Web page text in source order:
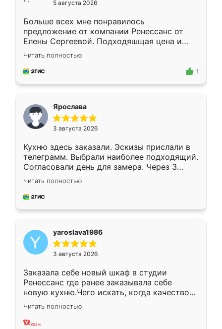
5 августа 2026
Больше всех мне понравилось
предложение от компании Ренессанс от
Елены Сергеевой. Подходяшщая цена и
короткие сроки изготовления. Приехавший
для замера сотрудник Владислав
предложил по моему эскизу самый
Читать полностью
1
Ярослава
3 августа 2026
Кухню здесь заказали. Эскизы прислали в
телеграмм. Выбрали наиболее подходящий.
Согласовали день для замера. Через 3
недели кухня была уже готова. Остались
довольны работой. Спасибо Ренессанс
мебель за качественную работу!
Читать полностью
yaroslava1986
3 августа 2026
Заказала себе новый шкаф в студии
Ренессанс где ранее заказывала себе
новую кухню.Чего искать, когда качеством
вполне довольна. Служит кухня уже почти
два года, нареканий нет.
Читать полностью